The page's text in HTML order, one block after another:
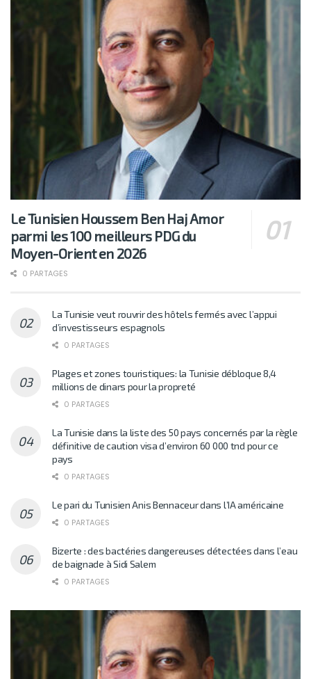
Le Tunisien Houssem Ben Haj Amor
parmi les 100 meilleurs PDG du
Moyen-Orient en 2026
0 PARTAGES
La Tunisie veut rouvrir des hôtels fermés avec l’appui
d’investisseurs espagnols
0 PARTAGES
Plages et zones touristiques: la Tunisie débloque 8,4
millions de dinars pour la propreté
0 PARTAGES
La Tunisie dans la liste des 50 pays concernés par la règle
définitive de caution visa d’environ 60 000 tnd pour ce
pays
0 PARTAGES
Le pari du Tunisien Anis Bennaceur dans l’IA américaine
0 PARTAGES
Bizerte : des bactéries dangereuses détectées dans l’eau
de baignade à Sidi Salem
0 PARTAGES